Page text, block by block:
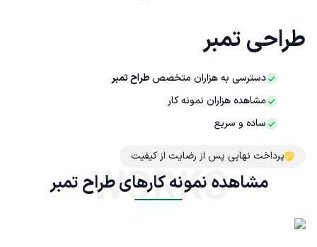
طراحی تمبر
دسترسی به هزاران متخصصطراح تمبر
مشاهده هزاران نمونه کار
ساده و سریع
پرداخت نهایی پس از رضایت از کیفیت
مشاهده نمونه کارهای طراح تمبر
WORKS